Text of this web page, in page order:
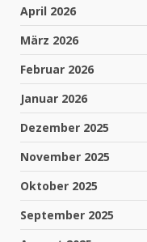
April 2026
März 2026
Februar 2026
Januar 2026
Dezember 2025
November 2025
Oktober 2025
September 2025